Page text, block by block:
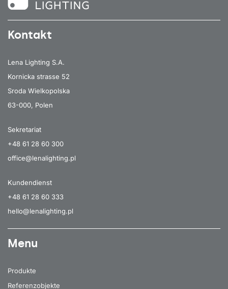
Kontakt
Lena Lighting S.A.
Kornicka strasse 52
Sroda Wielkopolska
63-000, Polen
Sekretariat
+48 61 28 60 300
office@lenalighting.pl
Kundendienst
+48 61 28 60 333
hello@lenalighting.pl
Menu
Produkte
Referenzobjekte